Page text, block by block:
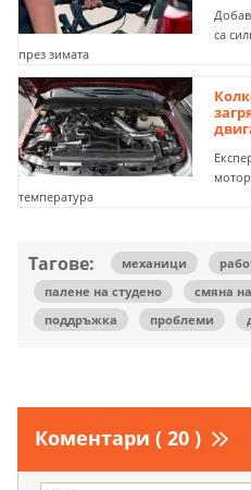
са
през зимата
температура
Тагове: механици
палене на студено
смяна
поддръжка
проблеми
Коментари ( 20 )